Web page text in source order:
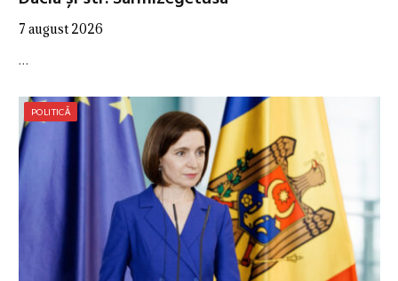
7 august 2026
…
POLITICĂ